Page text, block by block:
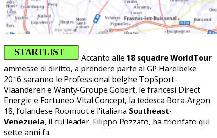
Accanto alle 18 squadre WorldTour
ammesse di diritto, a prendere parte al GP Harelbeke
2016 saranno le Professional belghe TopSport-
Vlaanderen e Wanty-Groupe Gobert, le francesi Direct
Energie e Fortuneo-Vital Concept, la tedesca Bora-Argon
18, l’olandese Roompot e l’italiana Southeast-
Venezuela, il cui leader, Filippo Pozzato, ha trionfato qui
sette anni fa.